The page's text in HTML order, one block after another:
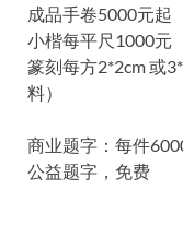
成品手卷5000元起
小楷每平尺1000元
篆刻每方2*2cm 或
料）
商业题字：每件
公益题字，免费